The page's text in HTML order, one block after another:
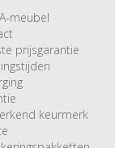
meubel
prijsgarantie
keurmerk